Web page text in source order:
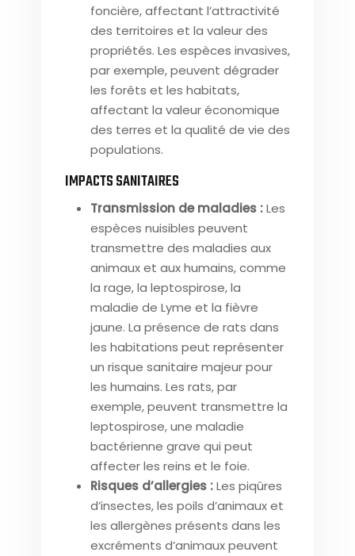
foncière, affectant l’attractivité
des territoires et la valeur des
propriétés. Les espèces invasives,
par exemple, peuvent dégrader
les forêts et les habitats,
affectant la valeur économique
des terres et la qualité de vie des
populations.
IMPACTS SANITAIRES
Transmission de maladies :Les
espèces nuisibles peuvent
transmettre des maladies aux
animaux et aux humains, comme
la rage, la leptospirose, la
maladie de Lyme et la fièvre
jaune. La présence de rats dans
les habitations peut représenter
un risque sanitaire majeur pour
les humains. Les rats, par
exemple, peuvent transmettre la
leptospirose, une maladie
bactérienne grave qui peut
affecter les reins et le foie.
Risques d’allergies :Les piqûres
d’insectes, les poils d’animaux et
les allergènes présents dans les
excréments d’animaux peuvent